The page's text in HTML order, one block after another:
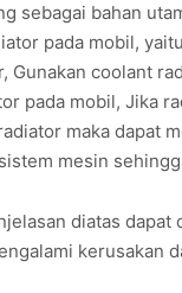
sebagai bahan
pada mobil,
Gunakan coolant
pada mobil, Jika
maka dapat
mesin
diatas
kerusakan